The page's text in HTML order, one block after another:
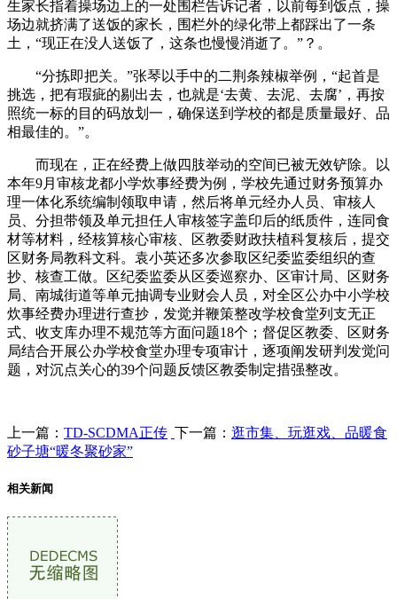
生家长指着操场边上的一处围栏告诉记者，以前每到饭点，操
场边就挤满了送饭的家长，围栏外的绿化带上都踩出了一条
土，“现正在没人送饭了，这条也慢慢消逝了。”？。
“分拣即把关。”张琴以手中的二荆条辣椒举例，“起首是
挑选，把有瑕疵的剔出去，也就是‘去黄、去泥、去腐’，再按
照统一标的目的码放划一，确保送到学校的都是质量最好、品
相最佳的。”。
而现在，正在经费上做四肢举动的空间已被无效铲除。以
本年9月审核龙都小学炊事经费为例，学校先通过财务预算办
理一体化系统编制领取申请，然后将单元经办人员、审核人
员、分担带领及单元担任人审核签字盖印后的纸质件，连同食
材等材料，经核算核心审核、区教委财政扶植科复核后，提交
区财务局教科文科。袁小英还多次参取区纪委监委组织的查
抄、核查工做。区纪委监委从区委巡察办、区审计局、区财务
局、南城街道等单元抽调专业财会人员，对全区公办中小学校
炊事经费办理进行查抄，发觉并鞭策整改学校食堂列支无正
式、收支库办理不规范等方面问题18个；督促区教委、区财务
局结合开展公办学校食堂办理专项审计，逐项阐发研判发觉问
题，对沉点关心的39个问题反馈区教委制定措强整改。
上一篇： TD-SCDMA正传 下一篇： 逛市集、玩逛戏、品暖食
砂子塘“暖冬聚砂家”
相关新闻